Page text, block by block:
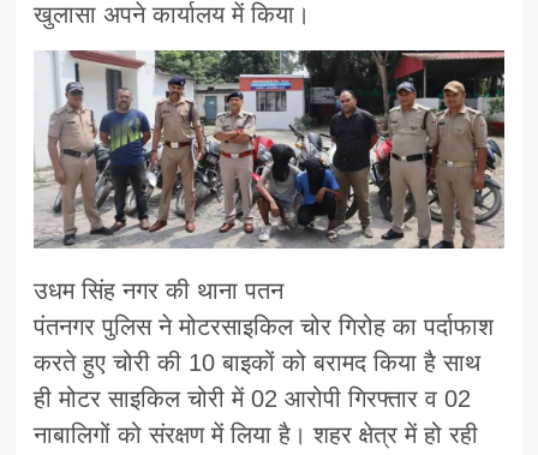
खुलासा अपने कार्यालय में किया।
उधम सिंह नगर की थाना पतन
पंतनगर पुलिस ने मोटरसाइकिल चोर गिरोह का पर्दाफाश
करते हुए चोरी की 10 बाइकों को बरामद किया है साथ
ही मोटर साइकिल चोरी में 02 आरोपी गिरफ्तार व 02
नाबालिगों को संरक्षण में लिया है। शहर क्षेत्र में हो रही